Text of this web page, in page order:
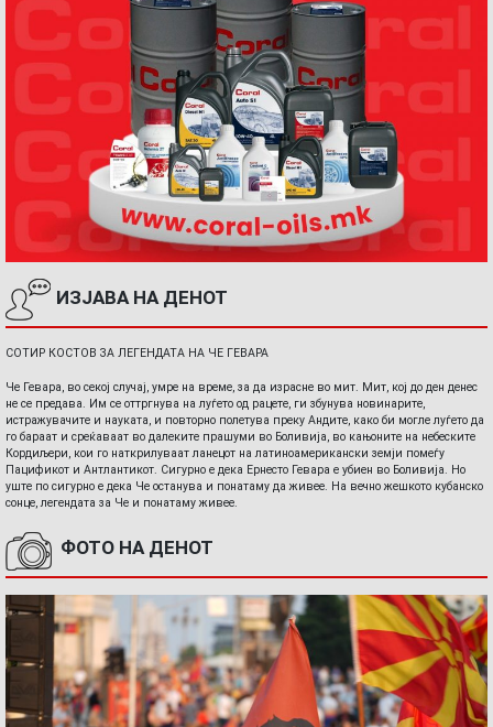
ИЗЈАВА НА ДЕНОТ
СОТИР КОСТОВ ЗА ЛЕГЕНДАТА НА ЧЕ ГЕВАРА
Че Гевара, во секој случај, умре на време, за да израсне во мит. Мит, кој до ден денес
не се предава. Им се оттргнува на луѓето од рацете, ги збунува новинарите,
истражувачите и науката, и повторно полетува преку Андите, како би могле луѓето да
го бараат и среќаваат во далеките прашуми во Боливија, во кањоните на небеските
Кордиљери, кои го наткрилуваат ланецот на латиноамерикански земји помеѓу
Пацификот и Антлантикот. Сигурно е дека Ернесто Гевара е убиен во Боливија. Но
уште по сигурно е дека Че останува и понатаму да живее. На вечно жешкото кубанско
сонце, легендата за Че и понатаму живее.
ФОТО НА ДЕНОТ